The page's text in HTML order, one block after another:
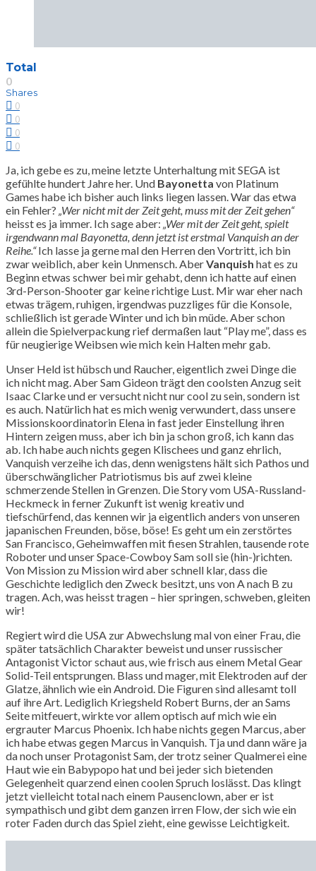
Total
0
Shares
0
0
0
0
Ja, ich gebe es zu, meine letzte Unterhaltung mit SEGA ist
gefühlte hundert Jahre her. Und Bayonetta von Platinum
Games habe ich bisher auch links liegen lassen. War das etwa
ein Fehler? „Wer nicht mit der Zeit geht, muss mit der Zeit gehen“
heisst es ja immer. Ich sage aber: „Wer mit der Zeit geht, spielt
irgendwann mal Bayonetta, denn jetzt ist erstmal Vanquish an der
Reihe.“Ich lasse ja gerne mal den Herren den Vortritt, ich bin
zwar weiblich, aber kein Unmensch. AberVanquish hat es zu
Beginn etwas schwer bei mir gehabt, denn ich hatte auf einen
3rd-Person-Shooter gar keine richtige Lust. Mir war eher nach
etwas trägem, ruhigen, irgendwas puzzliges für die Konsole,
schließlich ist gerade Winter und ich bin müde. Aber schon
allein die Spielverpackung rief dermaßen laut “Play me”, dass es
für neugierige Weibsen wie mich kein Halten mehr gab.
Unser Held ist hübsch und Raucher, eigentlich zwei Dinge die
ich nicht mag. Aber Sam Gideon trägt den coolsten Anzug seit
Isaac Clarke und er versucht nicht nur cool zu sein, sondern ist
es auch. Natürlich hat es mich wenig verwundert, dass unsere
Missionskoordinatorin Elena in fast jeder Einstellung ihren
Hintern zeigen muss, aber ich bin ja schon groß, ich kann das
ab. Ich habe auch nichts gegen Klischees und ganz ehrlich,
Vanquish verzeihe ich das, denn wenigstens hält sich Pathos und
überschwänglicher Patriotismus bis auf zwei kleine
schmerzende Stellen in Grenzen. Die Story vom USA-Russland-
Heckmeck in ferner Zukunft ist wenig kreativ und
tiefschürfend, das kennen wir ja eigentlich anders von unseren
japanischen Freunden, böse, böse! Es geht um ein zerstörtes
San Francisco, Geheimwaffen mit fiesen Strahlen, tausende rote
Roboter und unser Space-Cowboy Sam soll sie (hin-)richten.
Von Mission zu Mission wird aber schnell klar, dass die
Geschichte lediglich den Zweck besitzt, uns von A nach B zu
tragen. Ach, was heisst tragen – hier springen, schweben, gleiten
wir!
Regiert wird die USA zur Abwechslung mal von einer Frau, die
später tatsächlich Charakter beweist und unser russischer
Antagonist Victor schaut aus, wie frisch aus einem Metal Gear
Solid-Teil entsprungen. Blass und mager, mit Elektroden auf der
Glatze, ähnlich wie ein Android. Die Figuren sind allesamt toll
auf ihre Art. Lediglich Kriegsheld Robert Burns, der an Sams
Seite mitfeuert, wirkte vor allem optisch auf mich wie ein
ergrauter Marcus Phoenix. Ich habe nichts gegen Marcus, aber
ich habe etwas gegen Marcus in Vanquish. Tja und dann wäre ja
da noch unser Protagonist Sam, der trotz seiner Qualmerei eine
Haut wie ein Babypopo hat und bei jeder sich bietenden
Gelegenheit quarzend einen coolen Spruch loslässt. Das klingt
jetzt vielleicht total nach einem Pausenclown, aber er ist
sympathisch und gibt dem ganzen irren Flow, der sich wie ein
roter Faden durch das Spiel zieht, eine gewisse Leichtigkeit.